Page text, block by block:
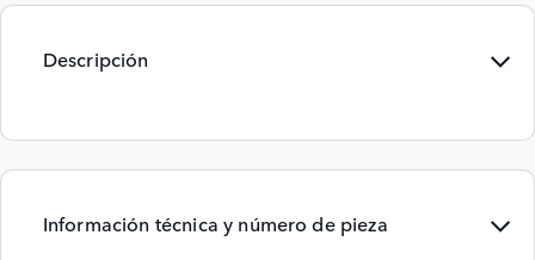
Descripción
Información técnica y número de pieza